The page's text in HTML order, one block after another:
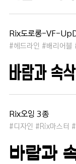
Rix도로롱-VF-
#헤드라인 #배리어블
Rix오잉 3종
#디자인 #Rix마스터